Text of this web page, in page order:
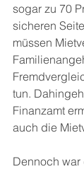
sogar zu 70
sicheren
müssen
tun.
Finanzamt
auch die
Dennoch